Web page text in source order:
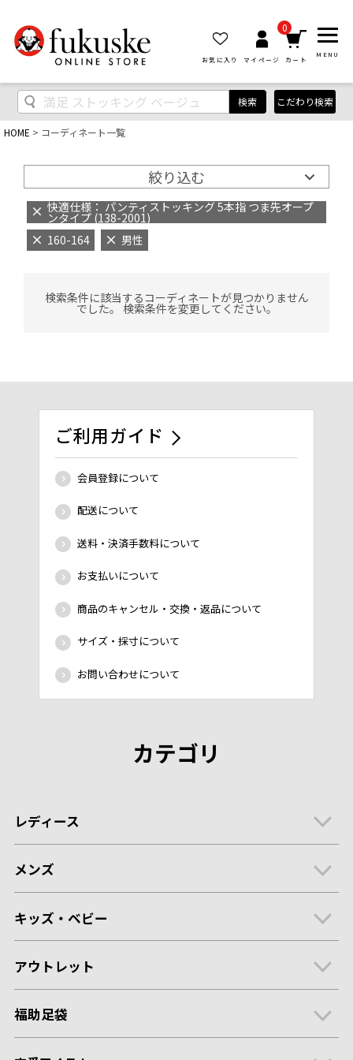
お気に入り マイページ
0
カート
MENU
検索 こだわり検索
HOME コーディネート一覧
絞り込む
快適仕様： パンティストッキング 5本指 つま先オープ
ンタイプ (138-2001)
160-164
男性
検索条件に該当するコーディネートが見つかりません
でした。 検索条件を変更してください。
ご利用ガイド
会員登録について
配送について
送料・決済手数料について
お支払いについて
商品のキャンセル・交換・返品について
サイズ・採寸について
お問い合わせについて
カテゴリ
レディース
メンズ
キッズ・ベビー
アウトレット
福助足袋